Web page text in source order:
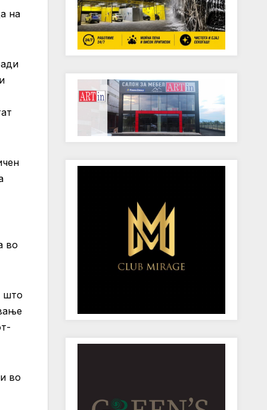
на
во
што
во